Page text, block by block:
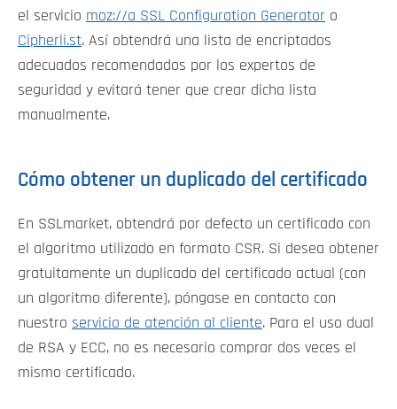
el servicio moz://a SSL Configuration Generator o
Cipherli.st. Así obtendrá una lista de encriptados
adecuados recomendados por los expertos de
seguridad y evitará tener que crear dicha lista
manualmente.
Cómo obtener un duplicado del certificado
En SSLmarket, obtendrá por defecto un certificado con
el algoritmo utilizado en formato CSR. Si desea obtener
gratuitamente un duplicado del certificado actual (con
un algoritmo diferente), póngase en contacto con
nuestro servicio de atención al cliente. Para el uso dual
de RSA y ECC, no es necesario comprar dos veces el
mismo certificado.